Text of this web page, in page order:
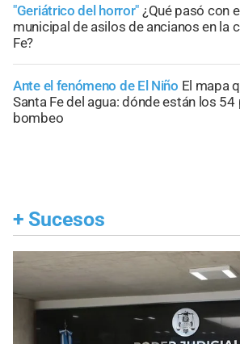
"Geriátrico del horror" ¿Qué pasó con
municipal de asilos de ancianos en la
Fe?
Ante el fenómeno de El Niño El mapa
Santa Fe del agua: dónde están los
bombeo
+ Sucesos